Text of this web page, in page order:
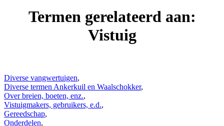
Termen gerelateerd aan:
Vistuig
Diverse vangwertuigen,
Diverse termen Ankerkuil en Waalschokker,
Over breien, boeten, enz.,
Vistuigmakers, gebruikers, e.d.,
Gereedschap,
Onderdelen,